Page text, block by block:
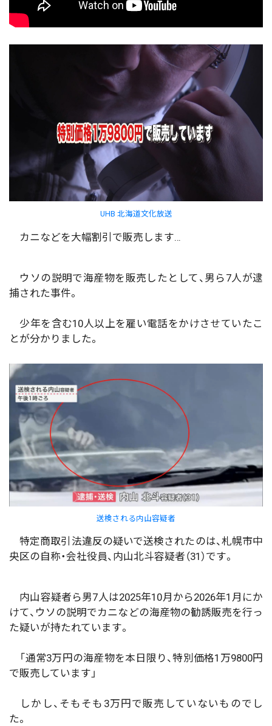
UHB 北海道文化放送
カニなどを大幅割引で販売します…
ウソの説明で海産物を販売したとして、男ら7人が逮
捕された事件。
少年を含む10人以上を雇い電話をかけさせていたこ
とが分かりました。
送検される内山容疑者
特定商取引法違反の疑いで送検されたのは、札幌市中
央区の自称・会社役員、内山北斗容疑者（31）です。
内山容疑者ら男7人は2025年10月から2026年1月にか
けて、ウソの説明でカニなどの海産物の勧誘販売を行っ
た疑いが持たれています。
「通常3万円の海産物を本日限り、特別価格1万9800円
で販売しています」
しかし、そもそも3万円で販売していないものでし
た。